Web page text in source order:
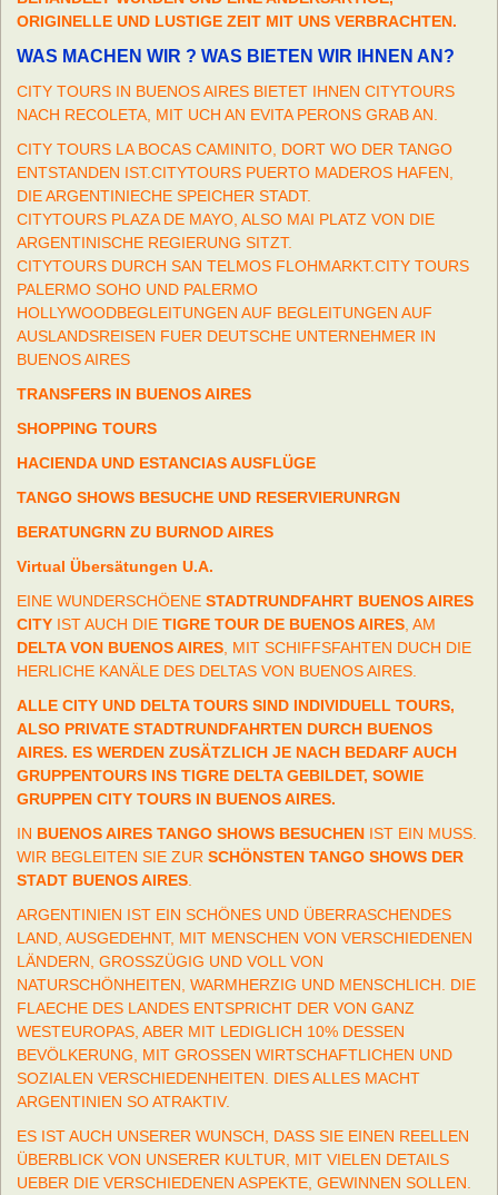
ORIGINELLE UND LUSTIGE ZEIT MIT UNS VERBRACHTEN.
WAS MACHEN WIR ? WAS BIETEN WIR IHNEN AN?
CITY TOURS IN BUENOS AIRES BIETET IHNEN CITYTOURS
NACH RECOLETA, MIT UCH AN EVITA PERONS GRAB AN.
CITY TOURS LA BOCAS CAMINITO, DORT WO DER TANGO
ENTSTANDEN IST.CITYTOURS PUERTO MADEROS HAFEN,
DIE ARGENTINIECHE SPEICHER STADT.
CITYTOURS PLAZA DE MAYO, ALSO MAI PLATZ VON DIE
ARGENTINISCHE REGIERUNG SITZT.
CITYTOURS DURCH SAN TELMOS FLOHMARKT.CITY TOURS
PALERMO SOHO UND PALERMO
HOLLYWOODBEGLEITUNGEN AUF BEGLEITUNGEN AUF
AUSLANDSREISEN FUER DEUTSCHE UNTERNEHMER IN
BUENOS AIRES
TRANSFERS IN BUENOS AIRES
SHOPPING TOURS
HACIENDA UND ESTANCIAS AUSFLÜGE
TANGO SHOWS BESUCHE UND RESERVIERUNRGN
BERATUNGRN ZU BURNOD AIRES
Virtual Übersätungen U.A.
EINE WUNDERSCHÖENE STADTRUNDFAHRT BUENOS AIRES
CITY IST AUCH DIE TIGRE TOUR DE BUENOS AIRES, AM
DELTA VON BUENOS AIRES, MIT SCHIFFSFAHTEN DUCH DIE
HERLICHE KANÄLE DES DELTAS VON BUENOS AIRES.
ALLE CITY UND DELTA TOURS SIND INDIVIDUELL TOURS,
ALSO PRIVATE STADTRUNDFAHRTEN DURCH BUENOS
AIRES. ES WERDEN ZUSÄTZLICH JE NACH BEDARF AUCH
GRUPPENTOURS INS TIGRE DELTA GEBILDET, SOWIE
GRUPPEN CITY TOURS IN BUENOS AIRES.
IN BUENOS AIRES TANGO SHOWS BESUCHEN IST EIN MUSS.
WIR BEGLEITEN SIE ZUR SCHÖNSTEN TANGO SHOWS DER
STADT BUENOS AIRES.
ARGENTINIEN IST EIN SCHÖNES UND ÜBERRASCHENDES
LAND, AUSGEDEHNT, MIT MENSCHEN VON VERSCHIEDENEN
LÄNDERN, GROSSZÜGIG UND VOLL VON
NATURSCHÖNHEITEN, WARMHERZIG UND MENSCHLICH. DIE
FLAECHE DES LANDES ENTSPRICHT DER VON GANZ
WESTEUROPAS, ABER MIT LEDIGLICH 10% DESSEN
BEVÖLKERUNG, MIT GROSSEN WIRTSCHAFTLICHEN UND
SOZIALEN VERSCHIEDENHEITEN. DIES ALLES MACHT
ARGENTINIEN SO ATRAKTIV.
ES IST AUCH UNSERER WUNSCH, DASS SIE EINEN REELLEN
ÜBERBLICK VON UNSERER KULTUR, MIT VIELEN DETAILS
UEBER DIE VERSCHIEDENEN ASPEKTE, GEWINNEN SOLLEN.